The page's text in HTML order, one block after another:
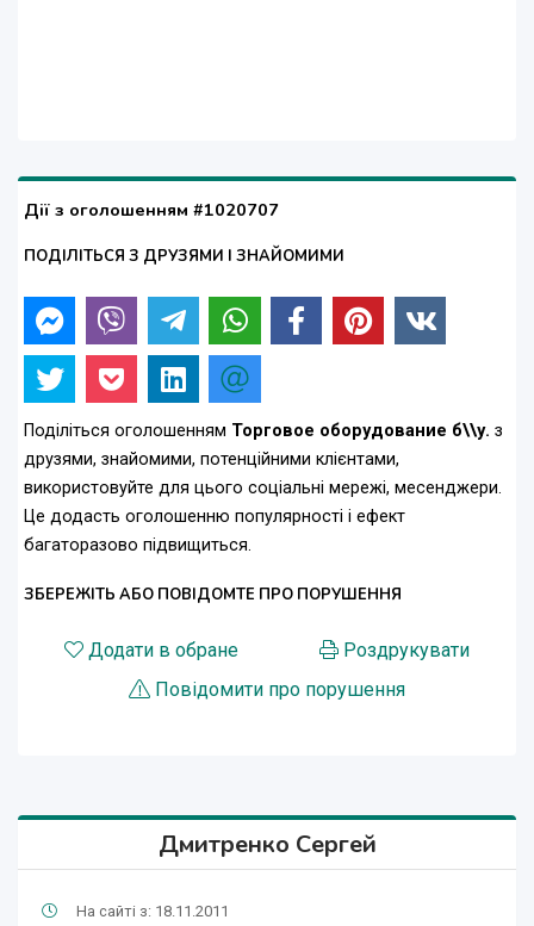
Дії з оголошенням #1020707
ПОДІЛІТЬСЯ З ДРУЗЯМИ І ЗНАЙОМИМИ
Поділіться оголошенням Торговое оборудование б\\у. з
друзями, знайомими, потенційними клієнтами,
використовуйте для цього соціальні мережі, месенджери.
Це додасть оголошенню популярності і ефект
багаторазово підвищиться.
ЗБЕРЕЖІТЬ АБО ПОВІДОМТЕ ПРО ПОРУШЕННЯ
Додати в обране
Роздрукувати
Повідомити про порушення
Дмитренко Сергей
На сайті з: 18.11.2011